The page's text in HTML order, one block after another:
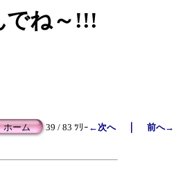
でね～!!!
ホーム 39 / 83 ﾂﾘｰ ←次へ｜ 前へ→